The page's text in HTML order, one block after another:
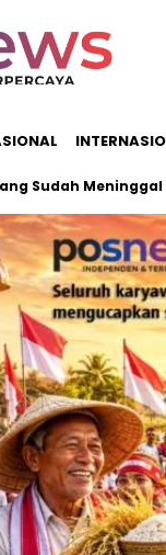
Meninggal